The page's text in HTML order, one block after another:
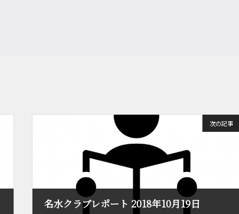
次の記事
名水クラブレポート 2018年10月19日